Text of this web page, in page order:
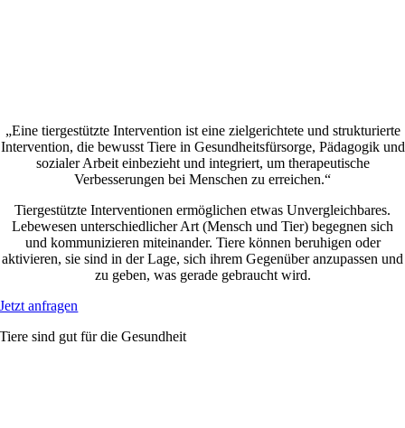
„Eine tiergestützte Intervention ist eine zielgerichtete und strukturierte
Intervention, die bewusst Tiere in Gesundheitsfürsorge, Pädagogik und
sozialer Arbeit einbezieht und integriert, um therapeutische
Verbesserungen bei Menschen zu erreichen.“
Tiergestützte Interventionen ermöglichen etwas Unvergleichbares.
Lebewesen unterschiedlicher Art (Mensch und Tier) begegnen sich
und kommunizieren miteinander. Tiere können beruhigen oder
aktivieren, sie sind in der Lage, sich ihrem Gegenüber anzupassen und
zu geben, was gerade gebraucht wird.
Jetzt anfragen
Tiere sind gut für die Gesundheit